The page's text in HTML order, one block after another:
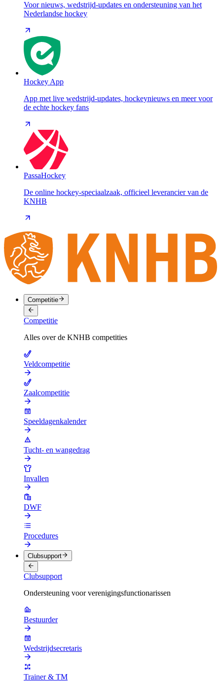
Voor nieuws, wedstrijd-updates en ondersteuning van het
Nederlandse hockey
Hockey App
App met live wedstrijd-updates, hockeynieuws en meer voor
de echte hockey fans
PassaHockey
De online hockey-speciaalzaak, officieel leverancier van de
KNHB
Competitie
Competitie
Alles over de KNHB competities
Veldcompetitie
Zaalcompetitie
Speeldagenkalender
Tucht- en wangedrag
Invallen
DWF
Procedures
Clubsupport
Clubsupport
Ondersteuning voor verenigingsfunctionarissen
Bestuurder
Wedstrijdsecretaris
Trainer & TM